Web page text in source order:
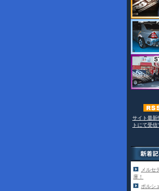
サイト最新
トにて受信
メルセ
庫！
ポルシ